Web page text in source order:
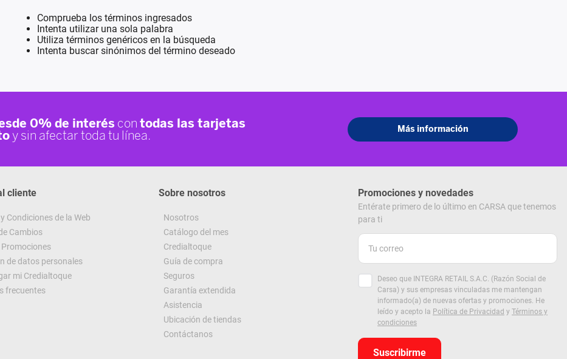
Comprueba los términos ingresados
Intenta utilizar una sola palabra
Utiliza términos genéricos en la búsqueda
Intenta buscar sinónimos del término deseado
cliente
Condiciones de la Web
Cambios
Promociones
de datos personales
mi Credialtoque
frecuentes
Sobre nosotros
Nosotros
Catálogo del mes
Credialtoque
Guía de compra
Seguros
Garantía extendida
Asistencia
Ubicación de tiendas
Contáctanos
Promociones y novedades
Entérate primero de lo último en CARSA que tenemos
para ti
Deseo que INTEGRA RETAIL S.A.C. (Razón Social de
Carsa) y sus empresas vinculadas me mantengan
informado(a) de nuevas ofertas y promociones. He
leído y acepto la Política de Privacidad y Términos y
condiciones
Suscribirme